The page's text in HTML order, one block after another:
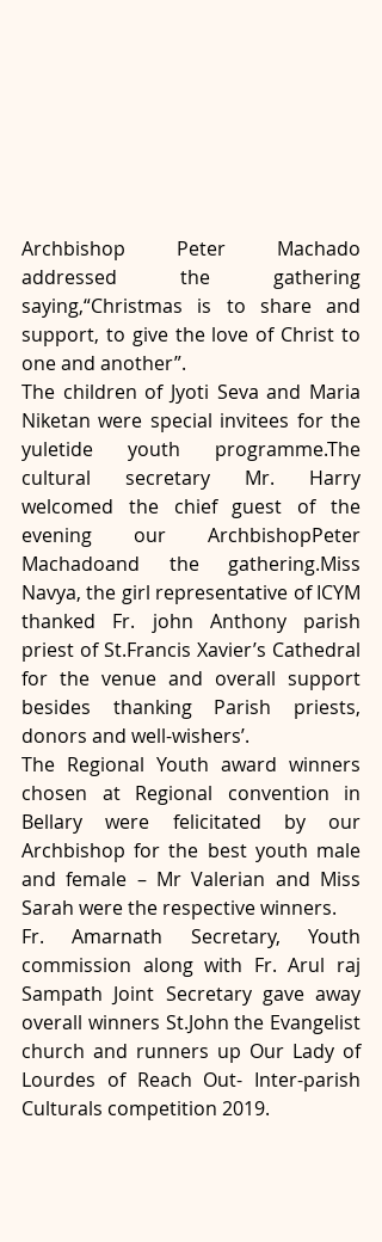
Archbishop Peter Machado
addressed the gathering
saying,“Christmas is to share and
support, to give the love of Christ to
one and another”.
The children of Jyoti Seva and Maria
Niketan were special invitees for the
yuletide youth programme.The
cultural secretary Mr. Harry
welcomed the chief guest of the
evening our ArchbishopPeter
Machadoand the gathering.Miss
Navya, the girl representative of ICYM
thanked Fr. john Anthony parish
priest of St.Francis Xavier’s Cathedral
for the venue and overall support
besides thanking Parish priests,
donors and well-wishers’.
The Regional Youth award winners
chosen at Regional convention in
Bellary were felicitated by our
Archbishop for the best youth male
and female – Mr Valerian and Miss
Sarah were the respective winners.
Fr. Amarnath Secretary, Youth
commission along with Fr. Arul raj
Sampath Joint Secretary gave away
overall winners St.John the Evangelist
church and runners up Our Lady of
Lourdes of Reach Out- Inter-parish
Culturals competition 2019.